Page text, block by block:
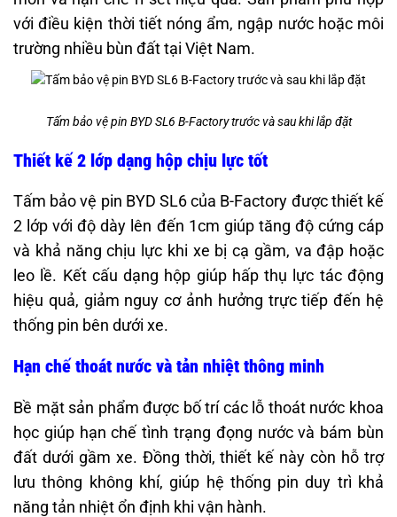
với điều kiện thời tiết nóng ẩm, ngập nước hoặc môi
trường nhiều bùn đất tại Việt Nam.
Tấm bảo vệ pin BYD SL6 B-Factory trước và sau khi lắp đặt
Thiết kế 2 lớp dạng hộp chịu lực tốt
Tấm bảo vệ pin BYD SL6 của B-Factory được thiết kế
2 lớp với độ dày lên đến 1cm giúp tăng độ cứng cáp
và khả năng chịu lực khi xe bị cạ gầm, va đập hoặc
leo lề. Kết cấu dạng hộp giúp hấp thụ lực tác động
hiệu quả, giảm nguy cơ ảnh hưởng trực tiếp đến hệ
thống pin bên dưới xe.
Hạn chế thoát nước và tản nhiệt thông minh
Bề mặt sản phẩm được bố trí các lỗ thoát nước khoa
học giúp hạn chế tình trạng đọng nước và bám bùn
đất dưới gầm xe. Đồng thời, thiết kế này còn hỗ trợ
lưu thông không khí, giúp hệ thống pin duy trì khả
năng tản nhiệt ổn định khi vận hành.